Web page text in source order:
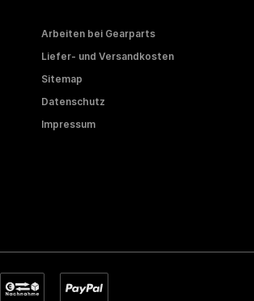
Arbeiten bei Gearparts
Liefer- und Versandkosten
Sitemap
Datenschutz
Impressum